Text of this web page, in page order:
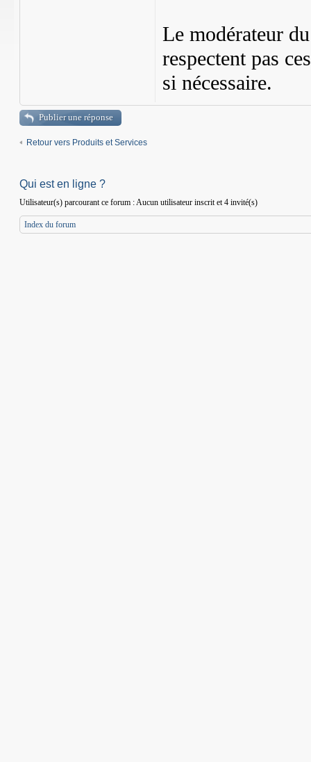
Le modérateur
respectent pas
si nécessaire.
Publier une réponse
Retour vers Produits et Services
Qui est en ligne ?
Utilisateur(s) parcourant ce forum : Aucun utilisateur inscrit et 4 invité(s)
Index du forum